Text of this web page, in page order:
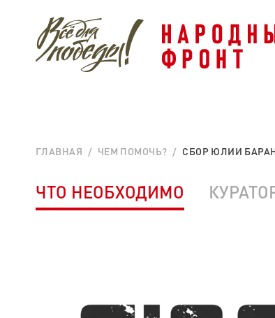
ГЛАВНАЯ ЧЕМ ПОМОЧЬ? СБОР ЮЛИИ
ЧТО НЕОБХОДИМО